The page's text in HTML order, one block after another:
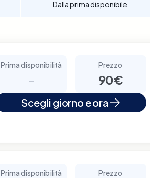
Dalla prima disponibile
Prima disponibilità
-
Prezzo
90€
Scegli giorno e ora
Prima disponibilità Prezzo